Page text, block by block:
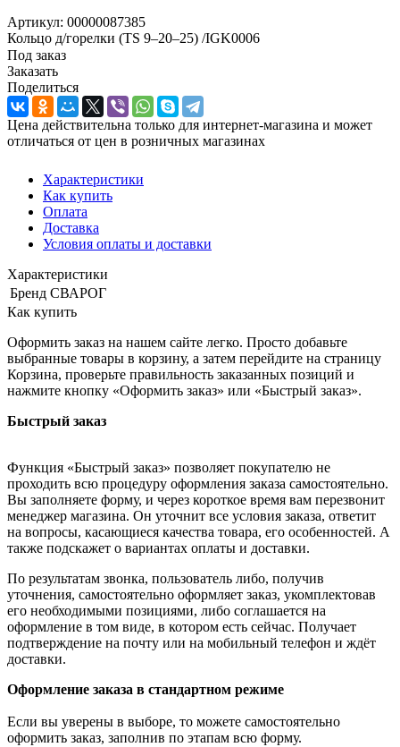
Артикул: 00000087385
Кольцо д/горелки (TS 9–20–25) /IGK0006
Под заказ
Заказать
Поделиться
Цена действительна только для интернет-магазина и может
отличаться от цен в розничных магазинах
Характеристики
Как купить
Оплата
Доставка
Условия оплаты и доставки
Характеристики
Бренд СВАРОГ
Как купить
Оформить заказ на нашем сайте легко. Просто добавьте
выбранные товары в корзину, а затем перейдите на страницу
Корзина, проверьте правильность заказанных позиций и
нажмите кнопку «Оформить заказ» или «Быстрый заказ».
Быстрый заказ
Функция «Быстрый заказ» позволяет покупателю не
проходить всю процедуру оформления заказа самостоятельно.
Вы заполняете форму, и через короткое время вам перезвонит
менеджер магазина. Он уточнит все условия заказа, ответит
на вопросы, касающиеся качества товара, его особенностей. А
также подскажет о вариантах оплаты и доставки.
По результатам звонка, пользователь либо, получив
уточнения, самостоятельно оформляет заказ, укомплектовав
его необходимыми позициями, либо соглашается на
оформление в том виде, в котором есть сейчас. Получает
подтверждение на почту или на мобильный телефон и ждёт
доставки.
Оформление заказа в стандартном режиме
Если вы уверены в выборе, то можете самостоятельно
оформить заказ, заполнив по этапам всю форму.